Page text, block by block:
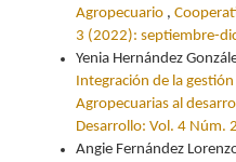
Agropecuario ,
3 (2022): septiembre-
Yenia Hernández
Integración de la
Agropecuarias al
Desarrollo: Vol. 4 Núm.
Angie Fernández